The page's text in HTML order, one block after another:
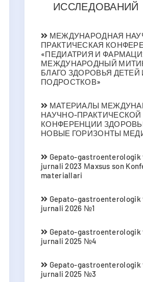
ИССЛЕДОВАНИЙ
МЕЖДУНАРОДНАЯ
ПРАКТИЧЕСКАЯ
«ПЕДИАТРИЯ И
МЕЖДУНАРОДНЫЙ
БЛАГО ЗДОРОВЬЯ ДЕТЕЙ
ПОДРОСТКОВ»
МАТЕРИАЛЫ
НАУЧНО-ПРАКТИЧЕСКОЙ
КОНФЕРЕНЦИИ
НОВЫЕ ГОРИЗОНТЫ
Gepato-
jurnali 2023 Мaxsus son
materiallari
Gepato-
jurnali 2026 №1
Gepato-
jurnali 2025 №4
Gepato-
jurnali 2025 №3